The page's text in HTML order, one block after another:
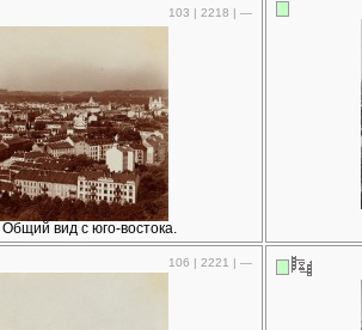
103 | 2218 | —
вид с юго-востока.
106 | 2221 | —